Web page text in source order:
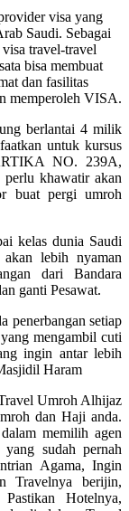
visa yang
Saudi. Sebagai
travel-travel
bisa membuat
dan fasilitas
memperoleh VISA.
berlantai 4 milik
untuk kursus
NO. 239A,
khawatir akan
buat pergi umroh
kelas dunia Saudi
lebih nyaman
dari Bandara
ganti Pesawat.
penerbangan setiap
mengambil cuti
ingin antar lebih
Haram
Umroh Alhijaz
dan Haji anda.
memilih agen
sudah pernah
Agama, Ingin
Travelnya berijin,
Hotelnya,